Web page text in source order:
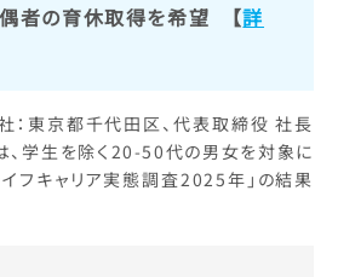
者の育休取得を希望
【詳
：東京都千代田区、代表取締役 社長
、学生を除く20-50代の男女を対象に
イフキャリア実態調査2025年」の結果